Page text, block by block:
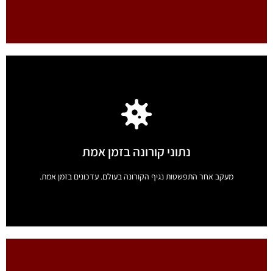
הורדת שירים וסרטונים בחינם
הורדת שירים וסרטונים מאתרי מדיה מהעולם.
לחץ כאן
נתוני קורונה בזמן אמת
מעקב אחר התפשטות נגיף הקורונה בעולם. עדכונים בזמן אמת.